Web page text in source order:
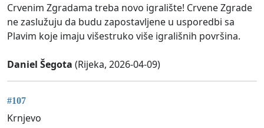
Crvenim Zgradama treba novo igralište! Crvene Zgrade
ne zaslužuju da budu zapostavljene u usporedbi sa
Plavim koje imaju višestruko više igrališnih površina.
Daniel Šegota (Rijeka, 2026-04-09)
#107
Krnjevo